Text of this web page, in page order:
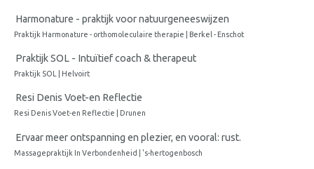
Harmonature - praktijk voor natuurgeneeswijzen
Praktijk Harmonature - orthomoleculaire therapie | Berkel - Enschot
Praktijk SOL - Intuïtief coach & therapeut
Praktijk SOL | Helvoirt
Resi Denis Voet-en Reflectie
Resi Denis Voet-en Reflectie | Drunen
Ervaar meer ontspanning en plezier, en vooral: rust.
Massagepraktijk In Verbondenheid | 's-hertogenbosch